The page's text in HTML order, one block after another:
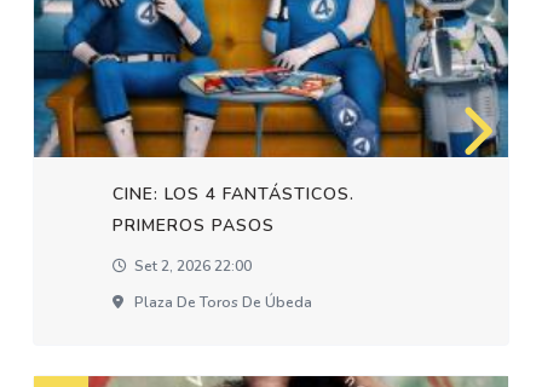
CINE: LOS 4 FANTÁSTICOS.
PRIMEROS PASOS
Set 2, 2026 22:00
Plaza De Toros De Úbeda